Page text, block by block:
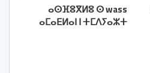
ⴰⵙⴼⵓⴳⵍⵓ ⵙ wass
ⴰⵎⴰⴹⵍⴰⵏ ⵏ ⵜⵎⴷⵢⴰⵣⵜ